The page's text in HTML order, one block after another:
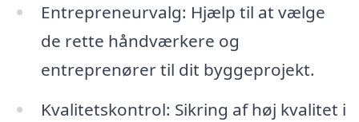
Entrepreneurvalg: Hjælp til at vælge
de rette håndværkere og
entreprenører til dit byggeprojekt.
Kvalitetskontrol: Sikring af høj kvalitet i